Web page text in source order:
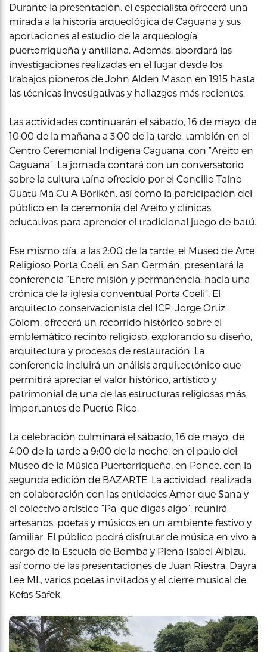
Durante la presentación, el especialista ofrecerá una
mirada a la historia arqueológica de Caguana y sus
aportaciones al estudio de la arqueología
puertorriqueña y antillana. Además, abordará las
investigaciones realizadas en el lugar desde los
trabajos pioneros de John Alden Mason en 1915 hasta
las técnicas investigativas y hallazgos más recientes.
Las actividades continuarán el sábado, 16 de mayo, de
10:00 de la mañana a 3:00 de la tarde, también en el
Centro Ceremonial Indígena Caguana, con “Areito en
Caguana”. La jornada contará con un conversatorio
sobre la cultura taína ofrecido por el Concilio Taíno
Guatu Ma Cu A Borikén, así como la participación del
público en la ceremonia del Areito y clínicas
educativas para aprender el tradicional juego de batú.
Ese mismo día, a las 2:00 de la tarde, el Museo de Arte
Religioso Porta Coeli, en San Germán, presentará la
conferencia “Entre misión y permanencia: hacia una
crónica de la iglesia conventual Porta Coeli”. El
arquitecto conservacionista del ICP, Jorge Ortiz
Colom, ofrecerá un recorrido histórico sobre el
emblemático recinto religioso, explorando su diseño,
arquitectura y procesos de restauración. La
conferencia incluirá un análisis arquitectónico que
permitirá apreciar el valor histórico, artístico y
patrimonial de una de las estructuras religiosas más
importantes de Puerto Rico.
La celebración culminará el sábado, 16 de mayo, de
4:00 de la tarde a 9:00 de la noche, en el patio del
Museo de la Música Puertorriqueña, en Ponce, con la
segunda edición de BAZARTE. La actividad, realizada
en colaboración con las entidades Amor que Sana y
el colectivo artístico “Pa’ que digas algo”, reunirá
artesanos, poetas y músicos en un ambiente festivo y
familiar. El público podrá disfrutar de música en vivo a
cargo de la Escuela de Bomba y Plena Isabel Albizu,
así como de las presentaciones de Juan Riestra, Dayra
Lee ML, varios poetas invitados y el cierre musical de
Kefas Safek.